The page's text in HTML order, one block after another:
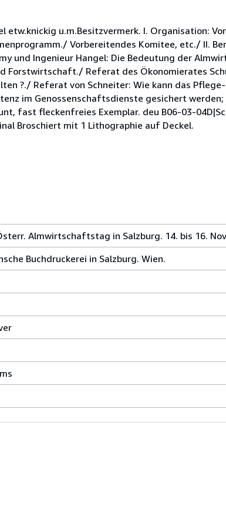
etw.knickig u.m.Besitzvermerk. I. Organisation:
Vorbereitendes Komitee, etc./ II.
und Ingenieur Hangel: Die Bedeutung der
Forstwirtschaft./ Referat des Ökonomierates
?./ Referat von Schneiter: Wie kann das
im Genossenschaftsdienste gesichert
fast fleckenfreies Exemplar. deu B06-03-
Broschiert mit 1 Lithographie auf Deckel.
Almwirtschaftstag in Salzburg. 14. bis 16.
Buchdruckerei in Salzburg. Wien.